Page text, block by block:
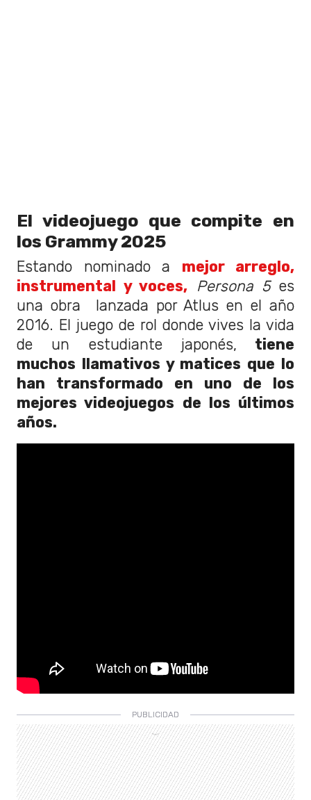
El videojuego que compite en
los Grammy 2025
Estando nominado a mejor arreglo,
instrumental y voces, Persona 5es
una obra lanzada por Atlus en el año
2016. El juego de rol donde vives la vida
de un estudiante japonés, tiene
muchos llamativos y matices que lo
han transformado en uno de los
mejores videojuegos de los últimos
años.